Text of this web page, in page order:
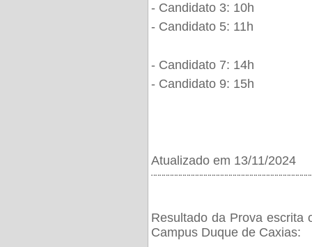
- Candidato 3: 10h
- Candidato 5: 11h
- Candidato 7: 14h
- Candidato 9: 15h
Atualizado em 13/11/2024
Resultado da Prova escrita
Campus Duque de Caxias: